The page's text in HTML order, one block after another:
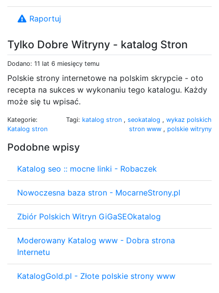
Tylko Dobre Witryny - katalog Stron
Dodano: 11 lat 6 miesięcy temu
Polskie strony internetowe na polskim skrypcie - oto
recepta na sukces w wykonaniu tego katalogu. Każdy
może się tu wpisać.
Kategorie:
Katalog stron
Tagi: katalog stron , seokatalog , wykaz polskich
stron www , polskie witryny
Podobne wpisy
Katalog seo :: mocne linki - Robaczek
Nowoczesna baza stron - MocarneStrony.pl
Zbiór Polskich Witryn GiGaSEOkatalog
Moderowany Katalog www - Dobra strona
Internetu
KatalogGold.pl - Złote polskie strony www
Raportuj